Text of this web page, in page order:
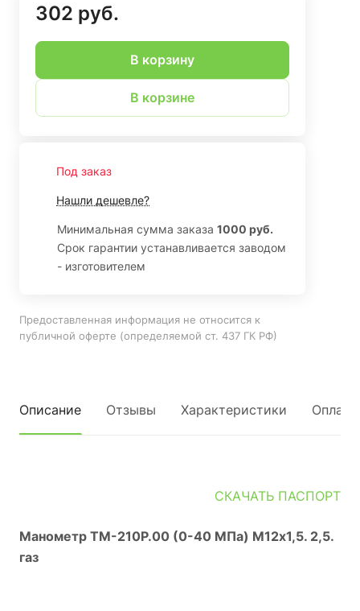
302 руб.
В корзину
В корзине
Под заказ
Нашли дешевле?
Минимальная сумма заказа 1000 руб.
Срок гарантии устанавливается заводом
- изготовителем
Предоставленная информация не относится к
публичной оферте (определяемой ст. 437 ГК РФ)
Описание Отзывы Характеристики Оплата
СКАЧАТЬ ПАСПОРТ
Манометр ТМ-210Р.00 (0-40 МПа) М12х1,5. 2,5.
газ